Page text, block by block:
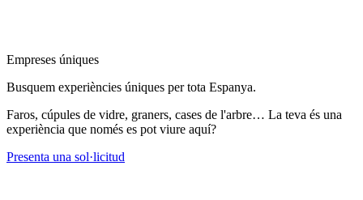
Empreses úniques
Busquem experiències úniques per tota Espanya.
Faros, cúpules de vidre, graners, cases de l'arbre… La teva és una
experiència que només es pot viure aquí?
Presenta una sol·licitud